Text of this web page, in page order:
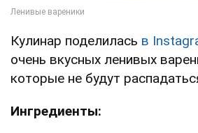
Кулинар поделилась в
очень вкусных ленивых
которые не будут
Ингредиенты: